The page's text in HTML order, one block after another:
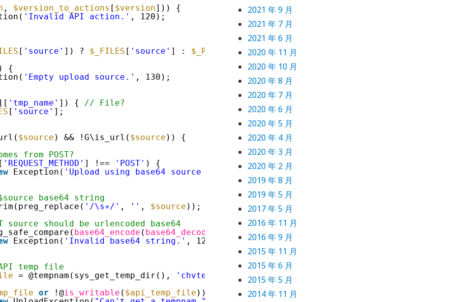
, $version_to_actions [ $version])) {
'Invalid API action.' , 120);
[ 'source' ]) ? $_FILES [ 'source' ] : $_REQUEST [ 'source' ];
{
'Empty upload source.' , 130);
'tmp_name' ]) { // File?
[ 'source' ];
$source ) && !G\is_url( $source )) {
from POST?
[ 'REQUEST_METHOD' ] !== 'POST' ) {
Exception( 'Upload using base64 source must be done using POST method.'
base64 string
'/\s+/' , '' , $source ));
source should be urlencoded base64
base64_encode ( base64_decode $source)), $source
Exception( 'Invalid base64 string.' , 120);
API temp file
= @tempnam(sys_get_temp_dir(), 'chvtemp'
or !@is_writable ( $api_temp_file )) {
2021 年 9 月
2021 年 7 月
2021 年 6 月
2020 年 11 月
2020 年 10 月
2020 年 8 月
2020 年 7 月
2020 年 6 月
2020 年 5 月
2020 年 4 月
2020 年 3 月
2020 年 2 月
2019 年 8 月
2019 年 5 月
2017 年 5 月
2016 年 11 月
2016 年 9 月
2015 年 11 月
2015 年 6 月
2015 年 5 月
2014 年 11 月